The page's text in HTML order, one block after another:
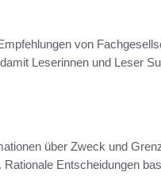
von
Leserinnen und Leser
über Zweck und
Entscheidungen